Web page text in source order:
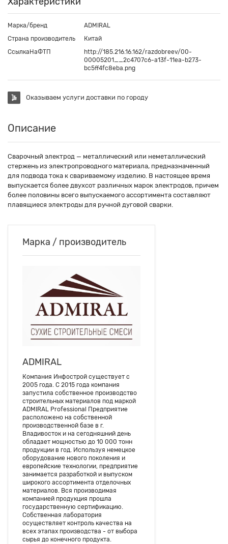
Марка/бренд
ADMIRAL
Страна производитель
Китай
СсылкаНаФТП
http://185.216.16.162/razdobreev/00-
00005201__2c4707c6-a13f-11ea-b273-
bc5ff4fc8eba.png
Оказываем услуги доставки по городу
Описание
Сварочный электрод — металлический или неметаллический
стержень из электропроводного материала, предназначенный
для подвода тока к свариваемому изделию. В настоящее время
выпускается более двухсот различных марок электродов, причем
более половины всего выпускаемого ассортимента составляют
плавящиеся электроды для ручной дуговой сварки.
Марка / производитель
ADMIRAL
Компания Инфострой существует с
2005 года. С 2015 года компания
запустила собственное производство
строительных материалов под маркой
ADMIRAL Professional Предприятие
расположено на собственной
производственной базе в г.
Владивосток и на сегодняшний день
обладает мощностью до 10 000 тонн
продукции в год. Используя немецкое
оборудование нового поколения и
европейские технологии, предприятие
занимается разработкой и выпуском
широкого ассортимента отделочных
материалов. Вся производимая
компанией продукция прошла
государственную сертификацию.
Собственная лаборатория
осуществляет контроль качества на
всех этапах производства - от выбора
сырья до конечного продукта.